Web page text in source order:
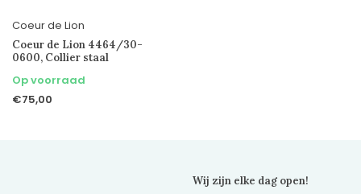
Coeur de Lion
Coeur de Lion 4464/30-
0600, Collier staal
Op voorraad
€75,00
Wij zijn elke dag open!